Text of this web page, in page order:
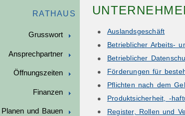
RATHAUS
Grusswort
Ansprechpartner
Öffnungszeiten
Finanzen
Planen und Bauen
Auslandsgeschäft
Betrieblicher Arbeits-
Betrieblicher
Förderungen für
Pflichten nach dem
Produktsicherheit, -
Register, Rollen und